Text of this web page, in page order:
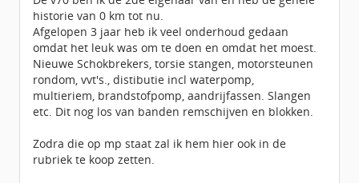
historie van 0 km tot nu.
Afgelopen 3 jaar heb ik veel onderhoud gedaan
omdat het leuk was om te doen en omdat het moest.
Nieuwe Schokbrekers, torsie stangen, motorsteunen
rondom, vvt's., distibutie incl waterpomp,
multieriem, brandstofpomp, aandrijfassen. Slangen
etc. Dit nog los van banden remschijven en blokken.
Zodra die op mp staat zal ik hem hier ook in de
rubriek te koop zetten.